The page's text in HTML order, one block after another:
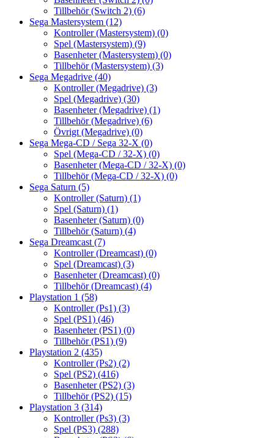
Tillbehör (Switch 2) (6)
Sega Mastersystem (12)
Kontroller (Mastersystem) (0)
Spel (Mastersystem) (9)
Basenheter (Mastersystem) (0)
Tillbehör (Mastersystem) (3)
Sega Megadrive (40)
Kontroller (Megadrive) (3)
Spel (Megadrive) (30)
Basenheter (Megadrive) (1)
Tillbehör (Megadrive) (6)
Övrigt (Megadrive) (0)
Sega Mega-CD / Sega 32-X (0)
Spel (Mega-CD / 32-X) (0)
Basenheter (Mega-CD / 32-X) (0)
Tillbehör (Mega-CD / 32-X) (0)
Sega Saturn (5)
Kontroller (Saturn) (1)
Spel (Saturn) (1)
Basenheter (Saturn) (0)
Tillbehör (Saturn) (4)
Sega Dreamcast (7)
Kontroller (Dreamcast) (0)
Spel (Dreamcast) (3)
Basenheter (Dreamcast) (0)
Tillbehör (Dreamcast) (4)
Playstation 1 (58)
Kontroller (Ps1) (3)
Spel (PS1) (46)
Basenheter (PS1) (0)
Tillbehör (PS1) (9)
Playstation 2 (435)
Kontroller (Ps2) (2)
Spel (PS2) (416)
Basenheter (PS2) (3)
Tillbehör (PS2) (15)
Playstation 3 (314)
Kontroller (Ps3) (3)
Spel (PS3) (288)